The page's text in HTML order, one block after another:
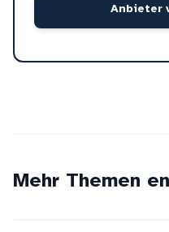
Anbieter
Mehr Themen